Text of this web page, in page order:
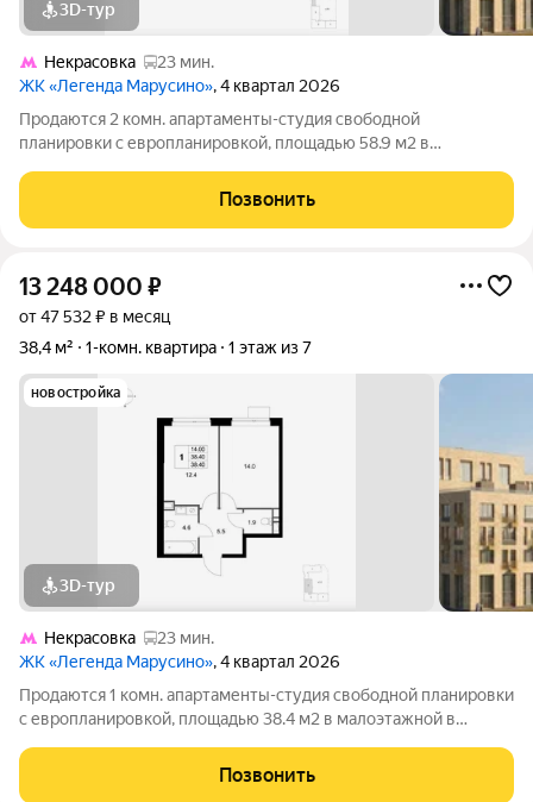
3D-тур
Некрасовка
23 мин.
ЖК «Легенда Марусино», 4 квартал 2026
Продаются 2 комн. апартаменты-студия свободной
планировки с европланировкой, площадью 58.9 м2 в
транспортом от м. Некрасовка. Возможен вариант покупки с
использованием ипотечных средств, есть
Позвонить
13 248 000 ₽
от 47 532 ₽ в месяц
38,4 м²
1-комн. квартира 1 этаж из 7
новостройка
3D-тур
Некрасовка
23 мин.
ЖК «Легенда Марусино», 4 квартал 2026
Продаются 1 комн. апартаменты-студия свободной планировки
с европланировкой, площадью 38.4 м2 в малоэтажной в
м. Некрасовка. Возможен вариант покупки с использованием
ипотечных средств, есть
Позвонить